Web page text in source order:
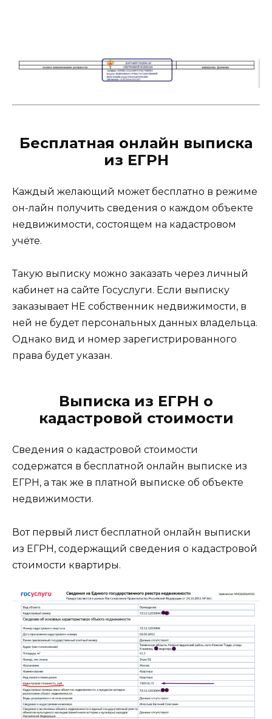
Бесплатная онлайн выписка
из ЕГРН
Каждый желающий может бесплатно в режиме
он-лайн получить сведения о каждом объекте
недвижимости, состоящем на кадастровом
учёте.
Такую выписку можно заказать через личный
кабинет на сайте Госуслуги. Если выписку
заказывает НЕ собственник недвижимости, в
ней не будет персональных данных владельца.
Однако вид и номер зарегистрированного
права будет указан.
Выписка из ЕГРН о
кадастровой стоимости
Сведения о кадастровой стоимости
содержатся в бесплатной онлайн выписке из
ЕГРН, а так же в платной выписке об объекте
недвижимости.
Вот первый лист бесплатной онлайн выписки
из ЕГРН, содержащий сведения о кадастровой
стоимости квартиры.